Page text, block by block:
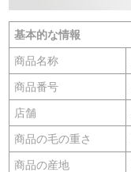
基本的な情報
商品名称
商品番号
店舗
商品の毛の重さ
商品の産地